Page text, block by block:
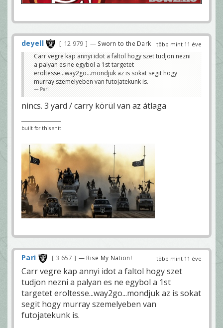
több mint 11 éve
deyell 12 979 — Sworn to the Dark
Carr vegre kap annyi idot a faltol hogy szet tudjon nezni
a palyan es ne egybol a 1st targetet
eroltesse...way2go...mondjuk az is sokat segit hogy
murray szemelyeben van futojatekunk is.
Pari
nincs. 3 yard / carry körül van az átlaga
built for this shit
több mint 11 éve
Pari 3 657 — Rise My Nation!
Carr vegre kap annyi idot a faltol hogy szet
tudjon nezni a palyan es ne egybol a 1st
targetet eroltesse...way2go...mondjuk az is sokat
segit hogy murray szemelyeben van
futojatekunk is.